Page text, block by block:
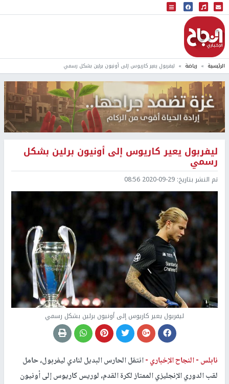
البث المباشر
إذاعة النجاح
الرئيسية رياضة ليفربول يعير كاريوس إلى أونيون برلين بشكل رسمي
ليفربول يعير كاريوس إلى أونيون برلين بشكل
رسمي
تم النشر بتاريخ: 2020-09-29 08:56
ليفربول يعير كاريوس إلى أونيون برلين بشكل رسمي
نابلس -النجاح الإخباري -انتقل الحارس البديل لنادي ليفربول، حامل
لقب الدوري الإنجليزي الممتاز لكرة القدم، لوريس كاريوس إلى أونيون